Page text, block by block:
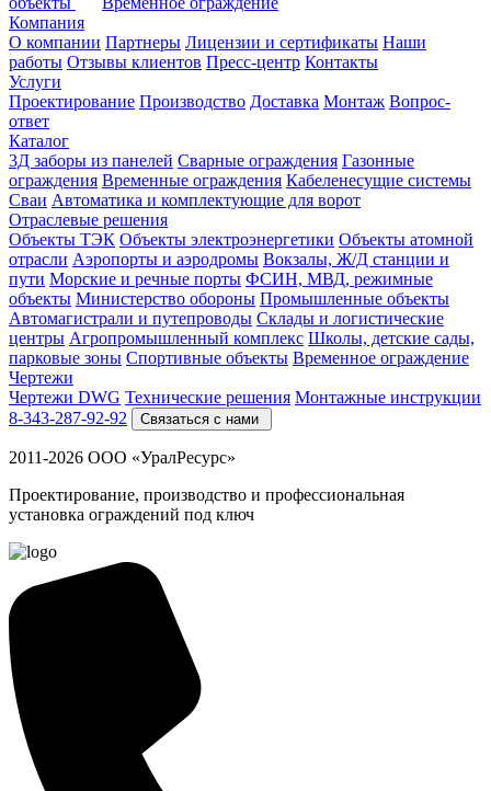
Компания
О компании Партнеры Лицензии и сертификаты Наши
работы Отзывы клиентов Пресс-центр Контакты
Услуги
Проектирование Производство Доставка Монтаж Вопрос-
ответ
Каталог
3Д заборы из панелей Сварные ограждения Газонные
ограждения Временные ограждения Кабеленесущие системы
Cваи Автоматика и комплектующие для ворот
Отраслевые решения
Объекты ТЭК Объекты электроэнергетики Объекты атомной
отрасли Аэропорты и аэродромы Вокзалы, Ж/Д станции и
пути Морские и речные порты ФСИН, МВД, режимные
объекты Министерство обороны Промышленные объекты
Автомагистрали и путепроводы Склады и логистические
центры Агропромышленный комплекс Школы, детские сады,
парковые зоны Спортивные объекты Временное ограждение
Чертежи
Чертежи DWG Технические решения Монтажные инструкции
8-343-287-92-92
Связаться с нами
2011-2026 ООО «УралРесурс»
Проектирование, производство и профессиональная
установка ограждений под ключ